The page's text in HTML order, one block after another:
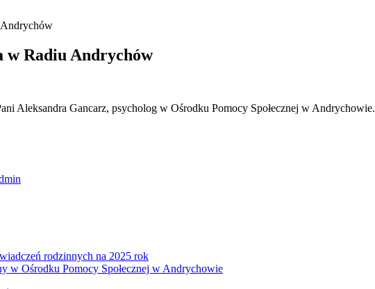
w Radiu Andrychów
Aleksandra Gancarz, psycholog w Ośrodku Pomocy Społecznej w Andrychowie.
rodzinnych na 2025 rok
w Ośrodku Pomocy Społecznej w Andrychowie